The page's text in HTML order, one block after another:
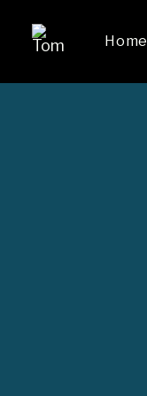
Home